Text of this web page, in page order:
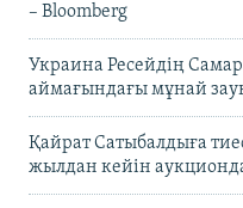
– Bloomberg
Украина Ресейдің
аймағындағы мұнай
Қайрат Сатыбалдыға
жылдан кейін